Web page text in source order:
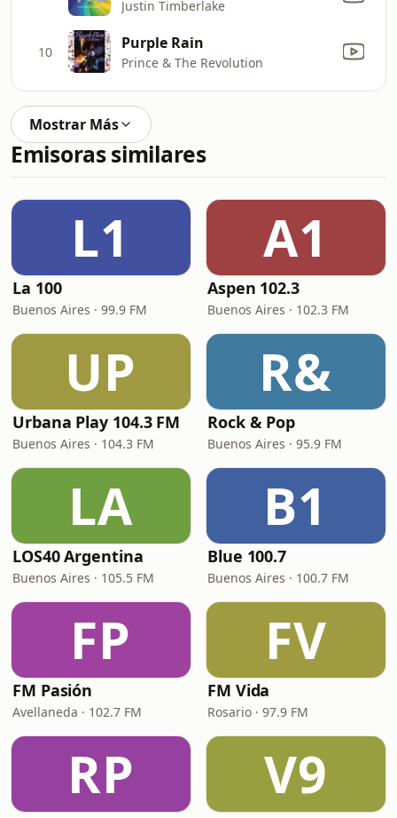
Justin Timberlake
10 Purple Rain
Prince & The Revolution
Mostrar Más
Emisoras similares
L1
La 100
Buenos Aires · 99.9 FM
A1
Aspen 102.3
Buenos Aires · 102.3 FM
UP
Urbana Play 104.3 FM
Buenos Aires · 104.3 FM
R&
Rock & Pop
Buenos Aires · 95.9 FM
LA
LOS40 Argentina
Buenos Aires · 105.5 FM
B1
Blue 100.7
Buenos Aires · 100.7 FM
FP
FM Pasión
Avellaneda · 102.7 FM
FV
FM Vida
Rosario · 97.9 FM
RP V9